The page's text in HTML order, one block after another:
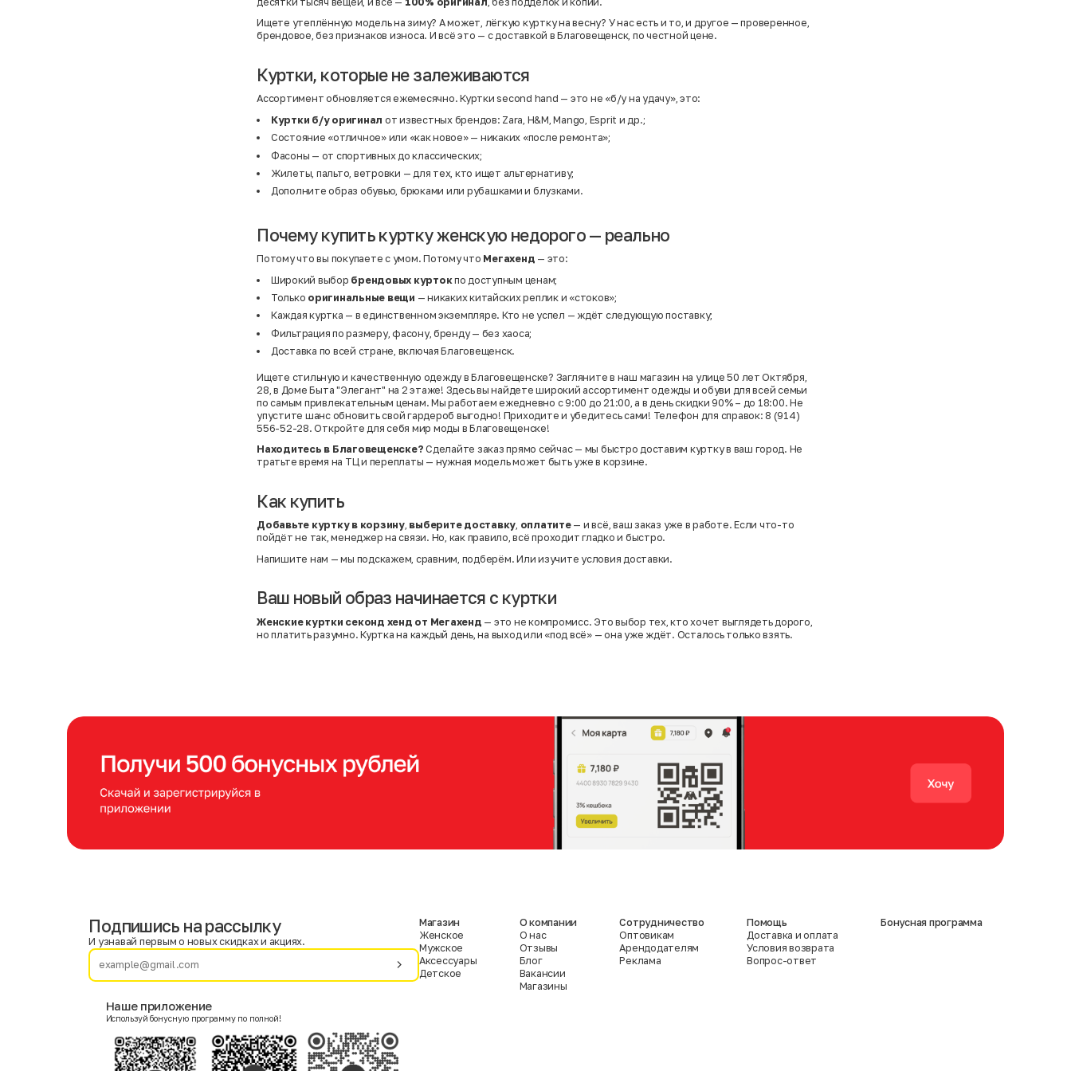
Ищете утеплённую модель на зиму? А может, лёгкую куртку на весну? У нас есть и то, и другое — проверенное,
брендовое, без признаков износа. И всё это — с доставкой в Благовещенск, по честной цене.
Куртки, которые не залеживаются
Ассортимент обновляется ежемесячно. Куртки second hand — это не «б/у на удачу», это:
Куртки б/у оригинал от известных брендов: Zara, H&M, Mango, Esprit и др.;
Состояние «отличное» или «как новое» — никаких «после ремонта»;
Фасоны — от спортивных до классических;
Жилеты пальто ветровки — для тех, кто ищет альтернативу;
Дополните образ обувью, брюками или рубашками и блузками.
Почему купить куртку женскую недорого — реально
Потому что вы покупаете с умом. Потому что Мегахенд — это:
Широкий выбор брендовых куртокпо доступным ценам;
Только оригинальные вещи — никаких китайских реплик и «стоков»;
Каждая куртка — в единственном экземпляре. Кто не успел — ждёт следующую поставку;
Фильтрация по размеру, фасону, бренду — без хаоса;
Доставка по всей стране, включая Благовещенск.
Ищете стильную и качественную одежду в Благовещенске? Загляните в наш магазин на улице 50 лет Октября,
28, в Доме Быта "Элегант" на 2 этаже! Здесь вы найдете широкий ассортимент одежды и обуви для всей семьи
по самым привлекательным ценам. Мы работаем ежедневно с 9:00 до 21:00, а в день скидки 90% – до 18:00. Не
упустите шанс обновить свой гардероб выгодно! Приходите и убедитесь сами! Телефон для справок: 8 (914)
556-52-28. Откройте для себя мир моды в Благовещенске!
Находитесь в Благовещенске? Сделайте заказ прямо сейчас — мы быстро доставим куртку в ваш город. Не
тратьте время на ТЦ и переплаты — нужная модель может быть уже в корзине.
Как купить
Добавьте куртку в корзину, выберите доставку, оплатите— и всё, ваш заказ уже в работе. Если что-то
пойдёт не так, менеджер на связи. Но, как правило, всё проходит гладко и быстро.
Напишите нам — мы подскажем, сравним, подберём. Илиизучите условия доставки.
Ваш новый образ начинается с куртки
Женские куртки секонд хенд от Мегахенд — это не компромисс. Это выбор тех, кто хочет выглядеть дорого,
но платить разумно. Куртка на каждый день, на выход или «под всё» — она уже ждёт. Осталось только взять.
Фамилия
Женский
Подпишись на рассылку
И узнавай первым о новых скидках и акциях.
Наше приложение
Используй бонусную программу по полной!
Магазин
Женское
Мужское
Аксессуары
Детское
О компании
О нас
Отзывы
Блог
Вакансии
Магазины
Сотрудничество
Оптовикам
Арендодателям
Реклама
Помощь
Доставка и оплата
Условия возврата
Вопрос-ответ
Бонусная программа